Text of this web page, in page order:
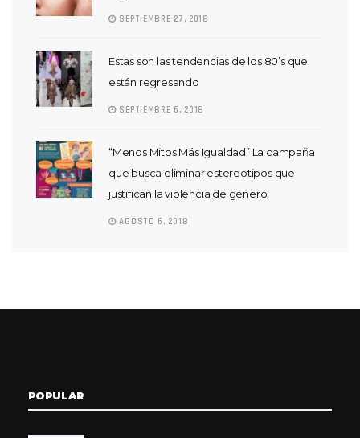
SEPTIEMBRE 27, 2018
Estas son las tendencias de los 80’s que
están regresando
SEPTIEMBRE 6, 2018
“Menos Mitos Más Igualdad” La campaña
que busca eliminar estereotipos que
justifican la violencia de género
AGOSTO 6, 2018
POPULAR